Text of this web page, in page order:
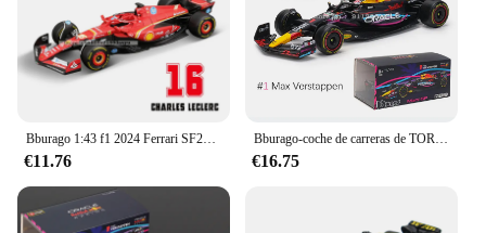
Bburago 1:43 f1 2024 Ferrari SF24 # 16 lecler # 55 sainz jr. legierung auto druckguss modelo spielzeug sammlung erste reihenfolge
€11.76
Bburago-coche de carreras de TORO ROJO RB19, juguete de aleación, 1:43, 2023, F1, Miami GP 1 # Verstappen 11 # Perez
€16.75